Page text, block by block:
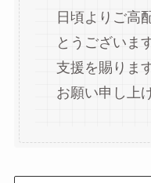
日頃よりご高
とうございま
支援を賜りま
お願い申し上